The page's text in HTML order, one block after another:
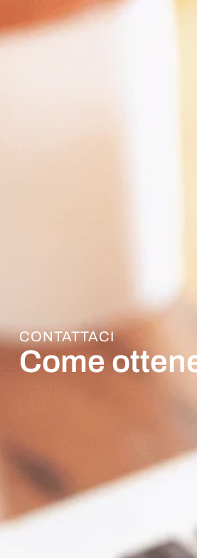
CONTATTACI
Come